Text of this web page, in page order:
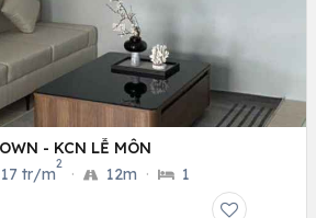
- KCN LỄ MÔN
17 tr/m
2
· 12m · 1